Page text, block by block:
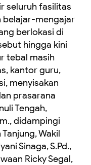
seluruh fasilitas
belajar-mengajar
berlokasi di
hingga kini
tebal masih
kantor guru,
menyisakan
prasarana
Tengah,
didampingi
Wakil
Sinaga, S.Pd.,
Ricky Segal,